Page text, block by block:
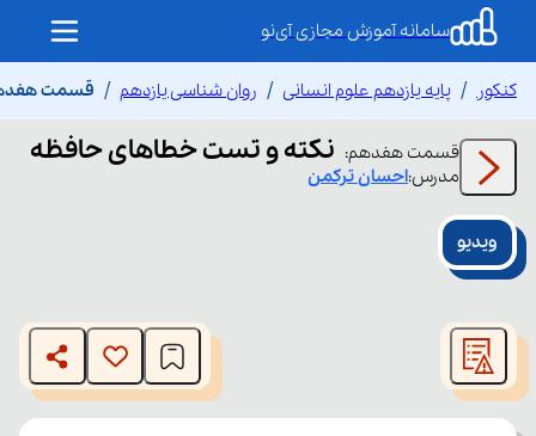
سامانه آموزش مجازی آی‌نو
کنکور پایه یازدهم علوم انسانی روان شناسی یازدهم قسمت
قسمت هفدهم: نکته و تست خطاهای حافظه
مدرس:احسانترکمن
ویدیو
modal
window.
The media could not be loaded, either because the server
or network failed or because the format is not supported.